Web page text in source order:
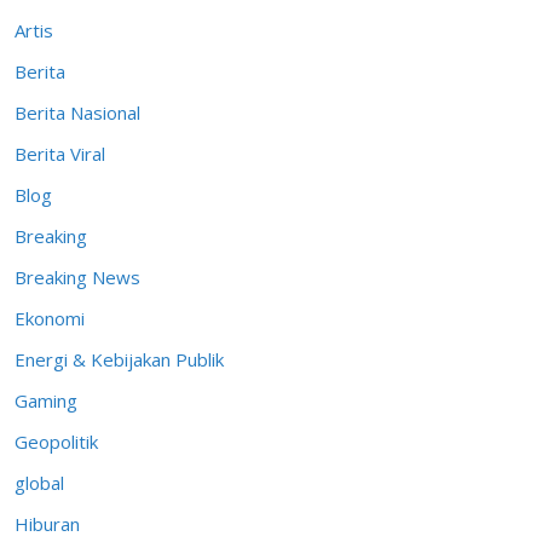
Artis
Berita
Berita Nasional
Berita Viral
Blog
Breaking
Breaking News
Ekonomi
Energi & Kebijakan Publik
Gaming
Geopolitik
global
Hiburan